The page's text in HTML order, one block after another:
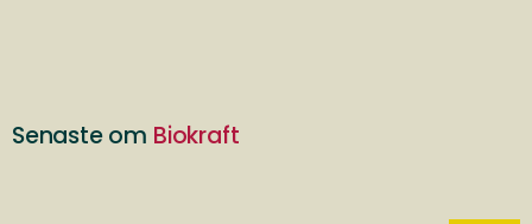
Senaste om Biokraft